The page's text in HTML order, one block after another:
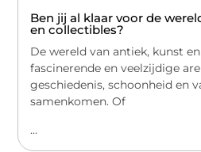
Ben jij al klaar voor de
en collectibles?
De wereld van antiek, kunst
fascinerende en veelzijdige
geschiedenis, schoonheid en
samenkomen. Of
...